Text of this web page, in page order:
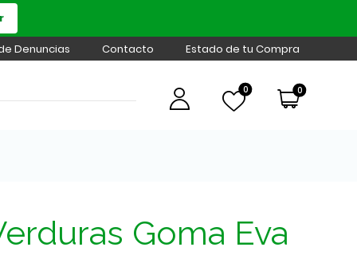
Denuncias Contacto Estado de tu Compra
0 0
Goma Eva